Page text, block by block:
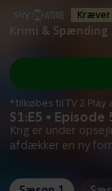
Kræver
Krimi & Spænding
S1:E5 • Episode
Krig er under
afdækker en ny
*tilkøbes til TV 2